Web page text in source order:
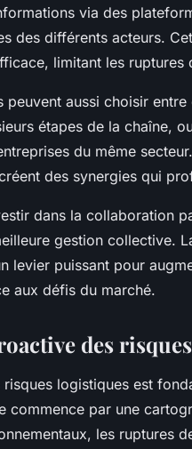
via des
des différents acteurs.
limitant les
peuvent aussi choisir
étapes de la chaîne,
du même
des synergies qui
dans la collaboration
gestion collective.
levier puissant pour
aux défis du marché.
des
risques logistiques est
commence par une
les ruptures